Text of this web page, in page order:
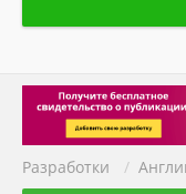
Разработки /